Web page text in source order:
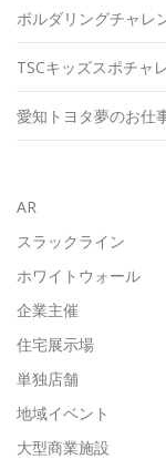
ボルダリングチャレ
TSCキッズスポチャ
愛知トヨタ夢のお仕
AR
スラックライン
ホワイトウォール
企業主催
住宅展示場
単独店舗
地域イベント
大型商業施設